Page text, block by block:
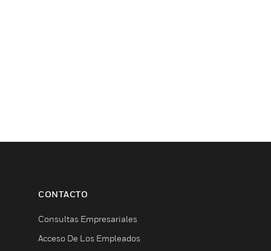
CONTACTO
Consultas Empresariales
Acceso De Los Empleados